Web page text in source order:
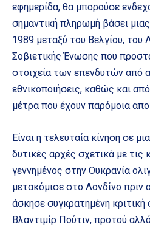
εφημερίδα, θα μπορούσε
σημαντική πληρωμή βάσει
1989 μεταξύ του Βελγίου, του
Σοβιετικής Ένωσης που
στοιχεία των επενδυτών από
εθνικοποιήσεις, καθώς και
μέτρα που έχουν παρόμοια
Είναι η τελευταία κίνηση σε
δυτικές αρχές σχετικά με τις
γεννημένος στην Ουκρανία
μετακόμισε στο Λονδίνο πριν
άσκησε συγκρατημένη κριτική
Βλαντιμίρ Πούτιν, προτού